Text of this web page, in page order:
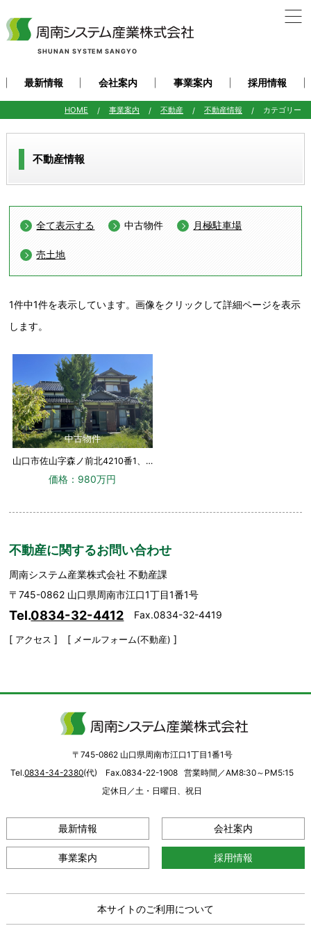
SHUNAN SYSTEM SANGYO
最新情報 会社案内 事業案内 採用情報
HOME 事業案内 不動産 不動産情報 カテゴリー
不動産情報
全て表示する 中古物件 月極駐車場
売土地
1件中1件を表示しています。画像をクリックして詳細ページを表示
します。
中古物件
山口市佐山字森ノ前北4210番1、4210番2、4210番3
価格：980万円
不動産に関するお問い合わせ
周南システム産業株式会社 不動産課
〒745-0862 山口県周南市江口1丁目1番1号
Tel.0834-32-4412 Fax.0834-32-4419
[ アクセス ] [ メールフォーム(不動産) ]
〒745-0862 山口県周南市江口1丁目1番1号
Tel.0834-34-2380(代) Fax.0834-22-1908
営業時間／AM8:30～PM5:15
定休日／土・日曜日、祝日
最新情報 会社案内
事業案内 採用情報
本サイトのご利用について